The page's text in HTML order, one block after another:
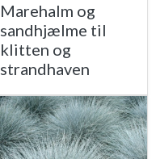
Marehalm og
sandhjælme til
klitten og
strandhaven